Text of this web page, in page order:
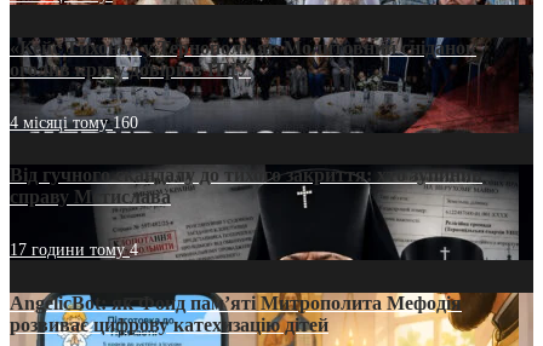
«Кейс Тихона» у Тернополі: як Молитовний сніданок
оголив кризу довіри в ПЦУ
4 місяці тому160
Від гучного скандалу до тихого закриття: хто зупинив
справу Мстислава
17 години тому4
AngelicBot: як Фонд пам’яті Митрополита Мефодія
розвиває цифрову катехизацію дітей